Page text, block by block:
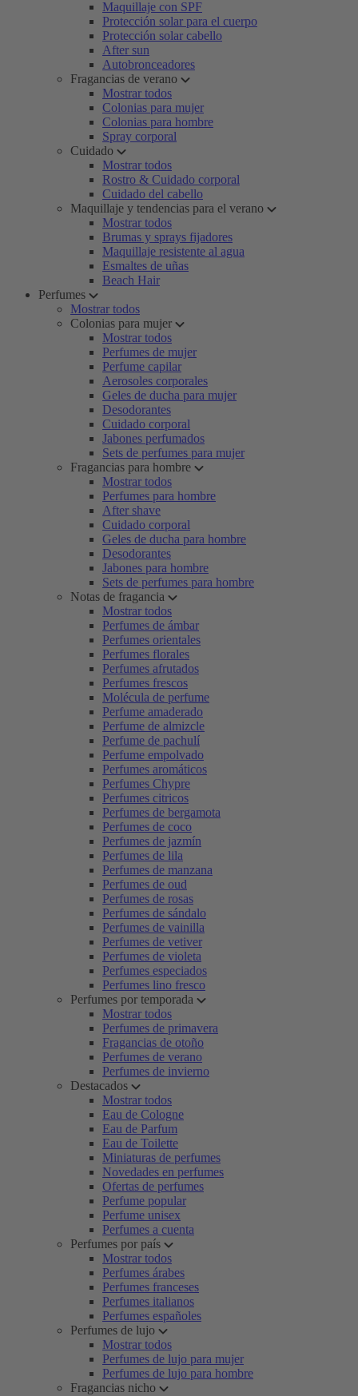
Maquillaje con SPF
Protección solar para el cuerpo
Protección solar cabello
After sun
Autobronceadores
Fragancias de verano
Mostrar todos
Colonias para mujer
Colonias para hombre
Spray corporal
Cuidado
Mostrar todos
Rostro & Cuidado corporal
Cuidado del cabello
Maquillaje y tendencias para el verano
Mostrar todos
Brumas y sprays fijadores
Maquillaje resistente al agua
Esmaltes de uñas
Beach Hair
Perfumes
Mostrar todos
Colonias para mujer
Mostrar todos
Perfumes de mujer
Perfume capilar
Aerosoles corporales
Geles de ducha para mujer
Desodorantes
Cuidado corporal
Jabones perfumados
Sets de perfumes para mujer
Fragancias para hombre
Mostrar todos
Perfumes para hombre
After shave
Cuidado corporal
Geles de ducha para hombre
Desodorantes
Jabones para hombre
Sets de perfumes para hombre
Notas de fragancia
Mostrar todos
Perfumes de ámbar
Perfumes orientales
Perfumes florales
Perfumes afrutados
Perfumes frescos
Molécula de perfume
Perfume amaderado
Perfume de almizcle
Perfume de pachulí
Perfume empolvado
Perfumes aromáticos
Perfumes Chypre
Perfumes citricos
Perfumes de bergamota
Perfumes de coco
Perfumes de jazmín
Perfumes de lila
Perfumes de manzana
Perfumes de oud
Perfumes de rosas
Perfumes de sándalo
Perfumes de vainilla
Perfumes de vetiver
Perfumes de violeta
Perfumes especiados
Perfumes lino fresco
Perfumes por temporada
Mostrar todos
Perfumes de primavera
Fragancias de otoño
Perfumes de verano
Perfumes de invierno
Destacados
Mostrar todos
Eau de Cologne
Eau de Parfum
Eau de Toilette
Miniaturas de perfumes
Novedades en perfumes
Ofertas de perfumes
Perfume popular
Perfume unisex
Perfumes a cuenta
Perfumes por país
Mostrar todos
Perfumes árabes
Perfumes franceses
Perfumes italianos
Perfumes españoles
Perfumes de lujo
Mostrar todos
Perfumes de lujo para mujer
Perfumes de lujo para hombre
Fragancias nicho